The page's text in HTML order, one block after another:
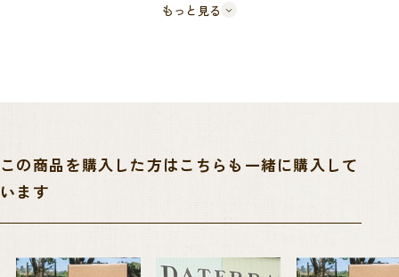
直近では2030年までに2,000万本の植樹を行うことを目標とした”Trillion
たちへの奨学金を提供する”Fundacao Educar”(フンダソン・エドゥカー
もっと見る
この商品を購入した方はこちらも一緒に購入して
います